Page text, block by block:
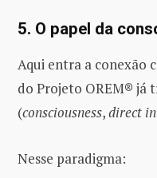
5. O papel da
Aqui entra a conexão
do Projeto OREM® já
(consciousness,direct
Nesse paradigma: